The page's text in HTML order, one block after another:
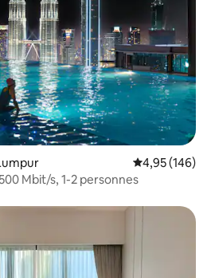
Évaluation
4,95 (146)
Mbit/s, 1-2 personnes